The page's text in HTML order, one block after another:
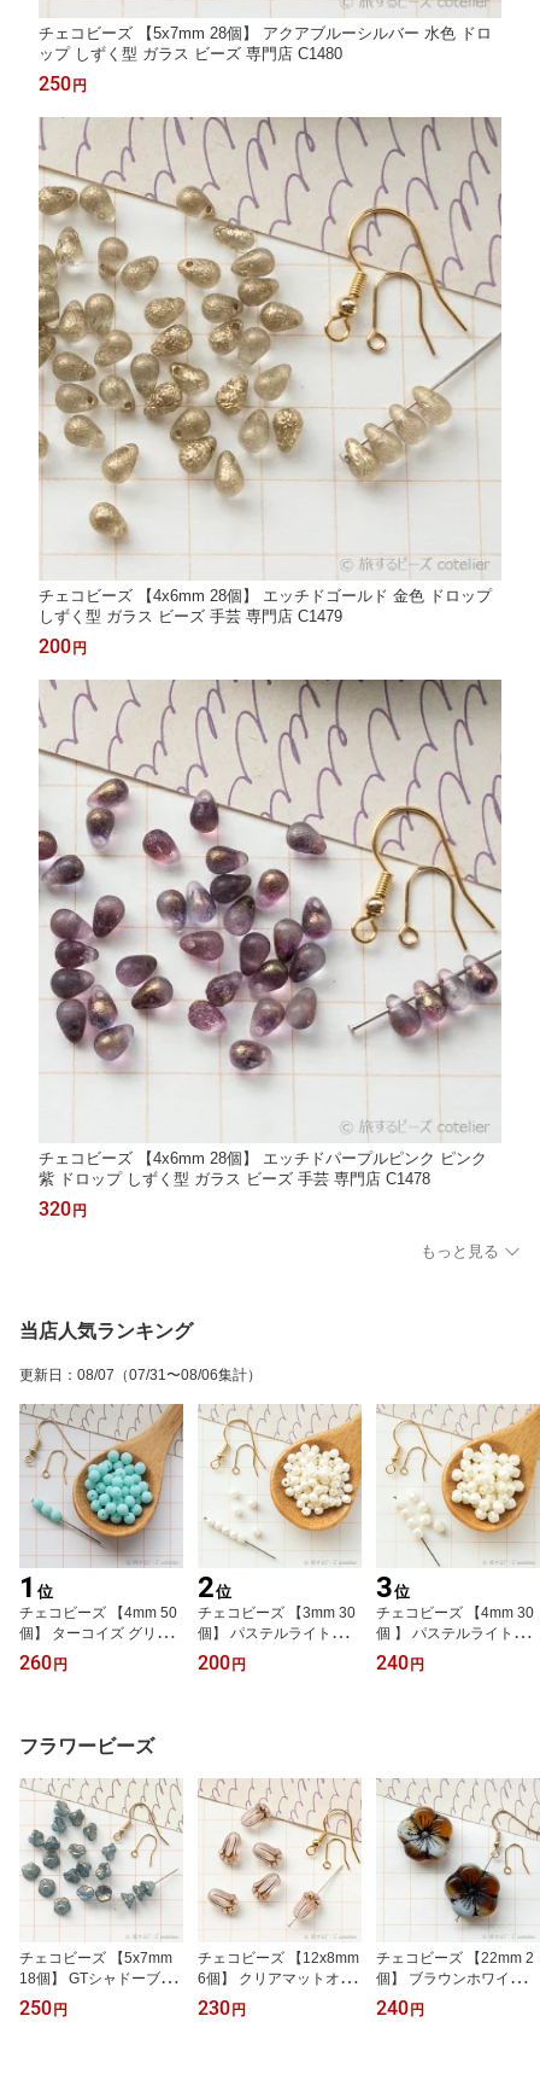
チェコビーズ 【5x7mm 28個】 アクアブルーシルバー 水色 ドロ
ップ しずく型 ガラス ビーズ 専門店 C1480
250 円
チェコビーズ 【4x6mm 28個】 エッチドゴールド 金色 ドロップ
しずく型 ガラス ビーズ 手芸 専門店 C1479
200 円
チェコビーズ 【4x6mm 28個】 エッチドパープルピンク ピンク
紫 ドロップ しずく型 ガラス ビーズ 手芸 専門店 C1478
320 円
もっと見る
当店人気ランキング
更新日 ： 08/07 （07/31〜08/06集計）
1 位
チェコビーズ 【4mm 50
個】 ターコイズ グリー
ン 艶消し マット ラウン
ド ボール ガラス ビーズ
260 円
2位
チェコビーズ 【3mm 30
個】 パステルライトクリ
ーム ファイアポリッシュ
ガラス ビーズ 手芸 専門
200 円
3位
チェコビーズ 【4mm 30
個 】 パステルライトク
リーム ファイアポリッシ
ュ ガラス ビーズ 手芸 専
240 円
フラワービーズ
チェコビーズ 【5x7mm
18個】 GTシャドーブル
ー ベルフラワー フラワ
ーカップ 5花弁 ガラス ビ
250 円
チェコビーズ 【12x8mm
6個】 クリアマットオー
ロラ ミニチューリップ
フラワー 花 植物 ガラス
230 円
チェコビーズ 【22mm 2
個】 ブラウンホワイトブ
ラック 5花弁 お花 植物
ハワイアンフラワー ガラ
240 円